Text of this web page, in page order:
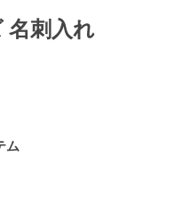
ム
名刺入れ